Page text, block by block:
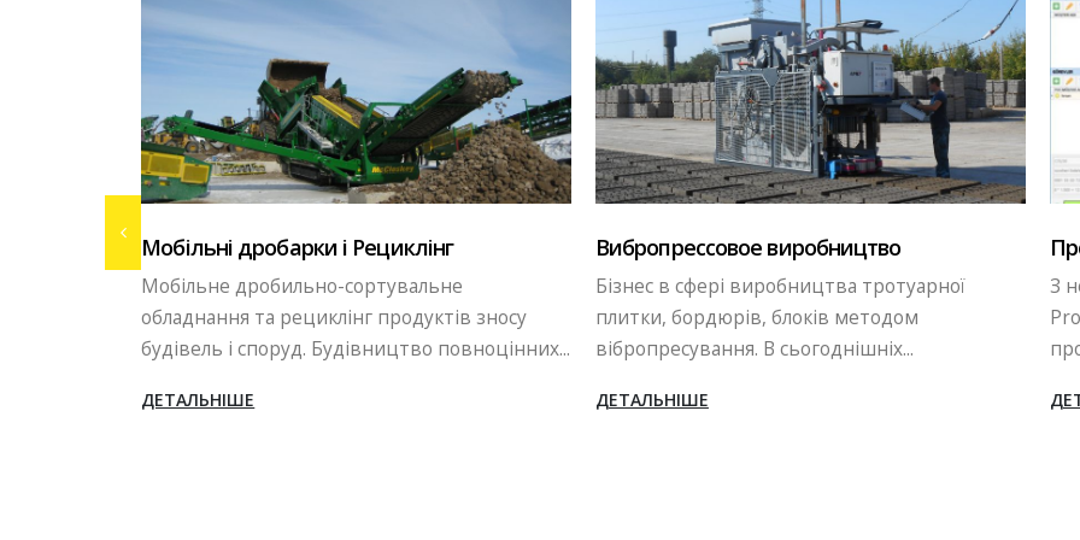
Вибропрессовое виробництво
Бізнес в сфері виробництва тротуарної
плитки, бордюрів, блоків методом
вібропресування. В сьогоднішніх...
ДЕТАЛЬНІШЕ
Програмне забезпечення - Promax
З недавніх пір, на бетонних заводх
PromaxStar використовується оновлене
програмне забезпечення...
ДЕТАЛЬНІШЕ